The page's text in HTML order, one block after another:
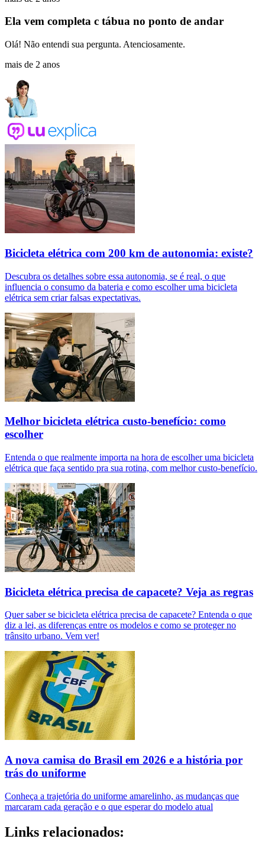
Ela vem completa c tábua no ponto de andar
Olá! Não entendi sua pergunta. Atenciosamente.
mais de 2 anos
Bicicleta elétrica com 200 km de autonomia: existe?
Descubra os detalhes sobre essa autonomia, se é real, o que
influencia o consumo da bateria e como escolher uma bicicleta
elétrica sem criar falsas expectativas.
Melhor bicicleta elétrica custo-benefício: como
escolher
Entenda o que realmente importa na hora de escolher uma bicicleta
elétrica que faça sentido pra sua rotina, com melhor custo-benefício.
Bicicleta elétrica precisa de capacete? Veja as regras
Quer saber se bicicleta elétrica precisa de capacete? Entenda o que
diz a lei, as diferenças entre os modelos e como se proteger no
trânsito urbano. Vem ver!
A nova camisa do Brasil em 2026 e a história por
trás do uniforme
Conheça a trajetória do uniforme amarelinho, as mudanças que
marcaram cada geração e o que esperar do modelo atual
Links relacionados: